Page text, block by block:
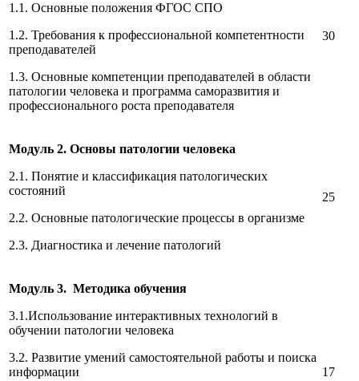
1.1. Основные положения ФГОС СПО
1.2. Требования к профессиональной компетентности
преподавателей
1.3. Основные компетенции преподавателей в области
патологии человека и программа саморазвития и
профессионального роста преподавателя
30
Модуль 2. Основы патологии человека
2.1. Понятие и классификация патологических
состояний
2.2. Основные патологические процессы в организме
2.3. Диагностика и лечение патологий
25
Модуль 3. Методика обучения
3.1.Использование интерактивных технологий в
обучении патологии человека
3.2. Развитие умений самостоятельной работы и поиска
информации
17